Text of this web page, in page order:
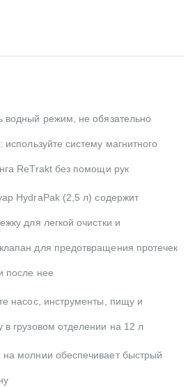
водный режим, не обязательно
используйте систему магнитного
ReTrakt без помощи рук
HydraPak (2,5 л) содержит
для легкой очистки и
для предотвращения протечек
после нее
насос, инструменты, пищу и
в грузовом отделении на 12 л
молнии обеспечивает быстрый